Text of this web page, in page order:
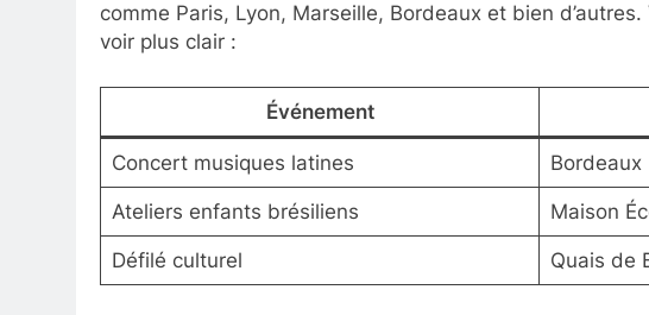
comme Paris, Lyon, Marseille, Bordeaux et bien
voir plus clair :
Événement
Concert musiques latines Bordeaux
Ateliers enfants brésiliens Maison
Défilé culturel Quais de